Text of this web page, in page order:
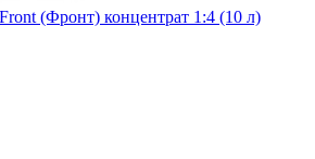
(Фронт) концентрат 1:4 (10 л)